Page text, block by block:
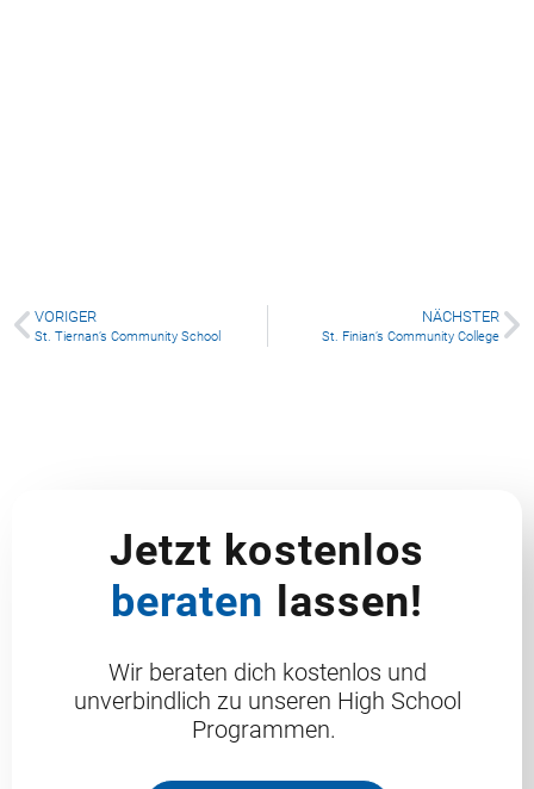
VORIGER
St. Tiernan’s Community School
NÄCHSTER
St. Finian’s Community College
Jetzt kostenlos
beraten lassen!
Wir beraten dich kostenlos und
unverbindlich zu unseren High School
Programmen.